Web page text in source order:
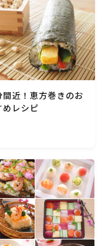
その他山菜料理
・ケークサレ・
間近！恵方巻きのお
めレシピ